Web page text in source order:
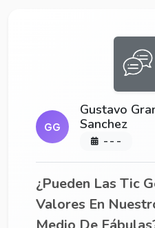
GG
Gustavo
Sanchez
- - -
¿Pueden Las Tic
Valores En